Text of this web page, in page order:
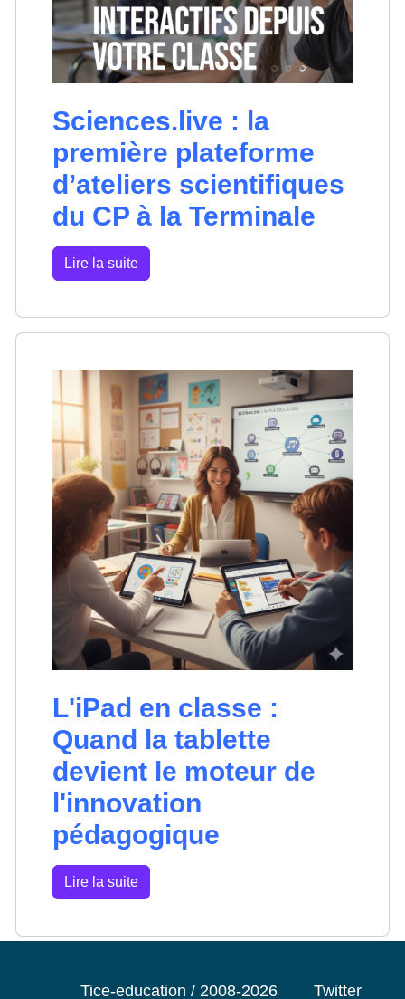
Sciences.live : la
première plateforme
d’ateliers scientifiques
du CP à la Terminale
Lire la suite
L'iPad en classe :
Quand la tablette
devient le moteur de
l'innovation
pédagogique
Lire la suite
Tice-education / 2008-2026 Twitter